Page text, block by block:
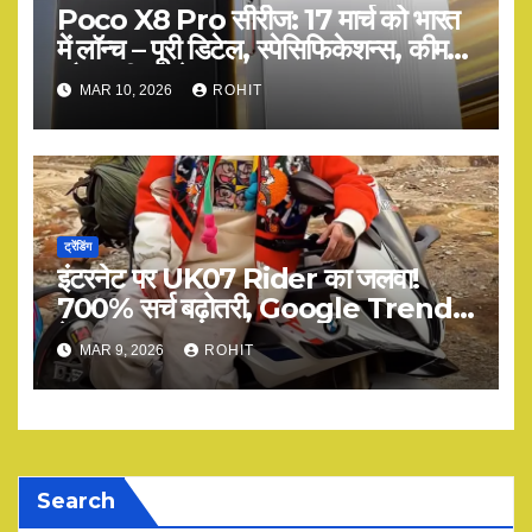
Poco X8 Pro सीरीज: 17 मार्च को भारत
में लॉन्च – पूरी डिटेल, स्पेसिफिकेशन्स, कीमत
और सभी अपडेट्स
MAR 10, 2026 ROHIT
ट्रेंडिंग
इंटरनेट पर UK07 Rider का जलवा!
700% सर्च बढ़ोतरी, Google Trends
में टॉप
MAR 9, 2026 ROHIT
Search